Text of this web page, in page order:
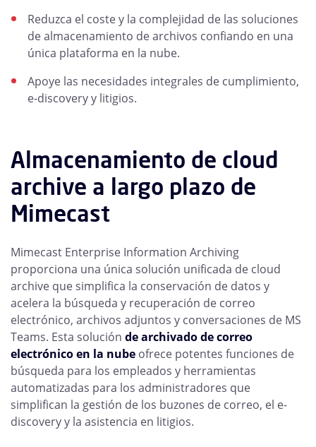
Reduzca el coste y la complejidad de las soluciones
de almacenamiento de archivos confiando en una
única plataforma en la nube.
Apoye las necesidades integrales de cumplimiento,
e-discovery y litigios.
Almacenamiento de cloud
archive a largo plazo de
Mimecast
Mimecast Enterprise Information Archiving
proporciona una única solución unificada de cloud
archive que simplifica la conservación de datos y
acelera la búsqueda y recuperación de correo
electrónico, archivos adjuntos y conversaciones de MS
Teams. Esta solución de archivado de correo
electrónico en la nube ofrece potentes funciones de
búsqueda para los empleados y herramientas
automatizadas para los administradores que
simplifican la gestión de los buzones de correo, el e-
discovery y la asistencia en litigios.